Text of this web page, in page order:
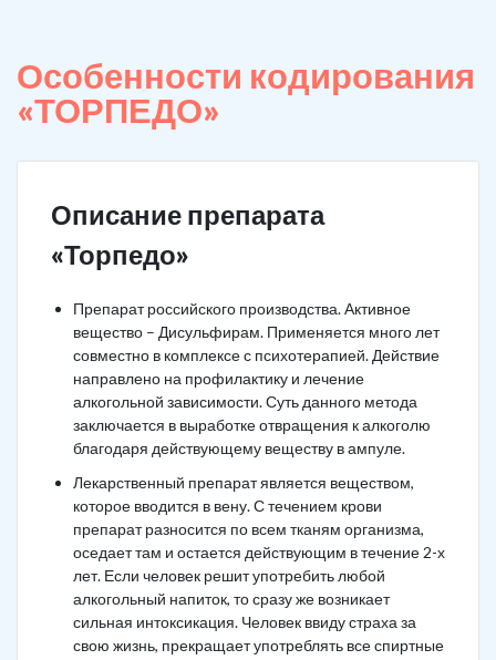
Особенности кодирования
«ТОРПЕДО»
Описание препарата
«Торпедо»
Препарат российского производства. Активное
вещество – Дисульфирам. Применяется много лет
совместно в комплексе с психотерапией. Действие
направлено на профилактику и лечение
алкогольной зависимости. Суть данного метода
заключается в выработке отвращения к алкоголю
благодаря действующему веществу в ампуле.
Лекарственный препарат является веществом,
которое вводится в вену. С течением крови
препарат разносится по всем тканям организма,
оседает там и остается действующим в течение 2-х
лет. Если человек решит употребить любой
алкогольный напиток, то сразу же возникает
сильная интоксикация. Человек ввиду страха за
свою жизнь, прекращает употреблять все спиртные